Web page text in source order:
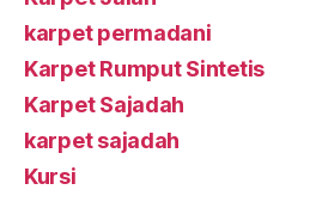
karpet permadani
Karpet Rumput Sintetis
Karpet Sajadah
karpet sajadah
Kursi